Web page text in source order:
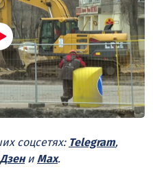
соцсетях: Telegram,
Дзени Max.